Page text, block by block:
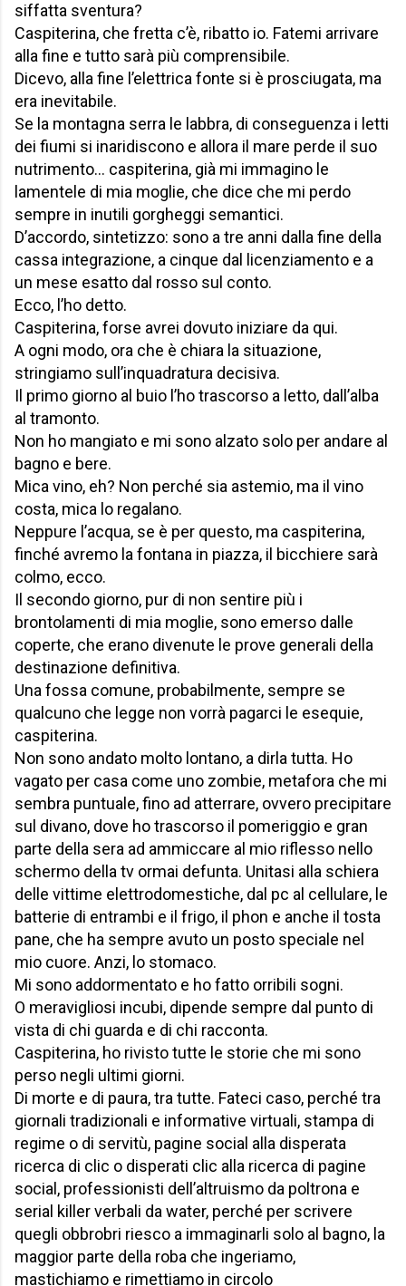
siffatta sventura?
Caspiterina, che fretta c’è, ribatto io. Fatemi arrivare
alla fine e tutto sarà più comprensibile.
Dicevo, alla fine l’elettrica fonte si è prosciugata, ma
era inevitabile.
Se la montagna serra le labbra, di conseguenza i letti
dei fiumi si inaridiscono e allora il mare perde il suo
nutrimento… caspiterina, già mi immagino le
lamentele di mia moglie, che dice che mi perdo
sempre in inutili gorgheggi semantici.
D’accordo, sintetizzo: sono a tre anni dalla fine della
cassa integrazione, a cinque dal licenziamento e a
un mese esatto dal rosso sul conto.
Ecco, l’ho detto.
Caspiterina, forse avrei dovuto iniziare da qui.
A ogni modo, ora che è chiara la situazione,
stringiamo sull’inquadratura decisiva.
Il primo giorno al buio l’ho trascorso a letto, dall’alba
al tramonto.
Non ho mangiato e mi sono alzato solo per andare al
bagno e bere.
Mica vino, eh? Non perché sia astemio, ma il vino
costa, mica lo regalano.
Neppure l’acqua, se è per questo, ma caspiterina,
finché avremo la fontana in piazza, il bicchiere sarà
colmo, ecco.
Il secondo giorno, pur di non sentire più i
brontolamenti di mia moglie, sono emerso dalle
coperte, che erano divenute le prove generali della
destinazione definitiva.
Una fossa comune, probabilmente, sempre se
qualcuno che legge non vorrà pagarci le esequie,
caspiterina.
Non sono andato molto lontano, a dirla tutta. Ho
vagato per casa come uno zombie, metafora che mi
sembra puntuale, fino ad atterrare, ovvero precipitare
sul divano, dove ho trascorso il pomeriggio e gran
parte della sera ad ammiccare al mio riflesso nello
schermo della tv ormai defunta. Unitasi alla schiera
delle vittime elettrodomestiche, dal pc al cellulare, le
batterie di entrambi e il frigo, il phon e anche il tosta
pane, che ha sempre avuto un posto speciale nel
mio cuore. Anzi, lo stomaco.
Mi sono addormentato e ho fatto orribili sogni.
O meravigliosi incubi, dipende sempre dal punto di
vista di chi guarda e di chi racconta.
Caspiterina, ho rivisto tutte le storie che mi sono
perso negli ultimi giorni.
Di morte e di paura, tra tutte. Fateci caso, perché tra
giornali tradizionali e informative virtuali, stampa di
regime o di servitù, pagine social alla disperata
ricerca di clic o disperati clic alla ricerca di pagine
social, professionisti dell’altruismo da poltrona e
serial killer verbali da water, perché per scrivere
quegli obbrobri riesco a immaginarli solo al bagno, la
maggior parte della roba che ingeriamo,
mastichiamo e rimettiamo in circolo